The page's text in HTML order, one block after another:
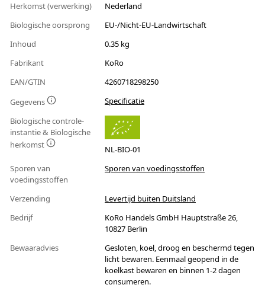
Herkomst (verwerking)
Nederland
Biologische oorsprong
EU-/Nicht-EU-Landwirtschaft
Inhoud
0.35 kg
Fabrikant
KoRo
EAN/GTIN
4260718298250
Gegevens
Specificatie
Biologische controle-
instantie & Biologische
herkomst
NL-BIO-01
Sporen van
voedingsstoffen
Sporen van voedingsstoffen
Verzending
Levertijd buiten Duitsland
Bedrijf
KoRo Handels GmbH Hauptstraße 26,
10827 Berlin
Bewaaradvies
Gesloten, koel, droog en beschermd tegen
licht bewaren. Eenmaal geopend in de
koelkast bewaren en binnen 1-2 dagen
consumeren.